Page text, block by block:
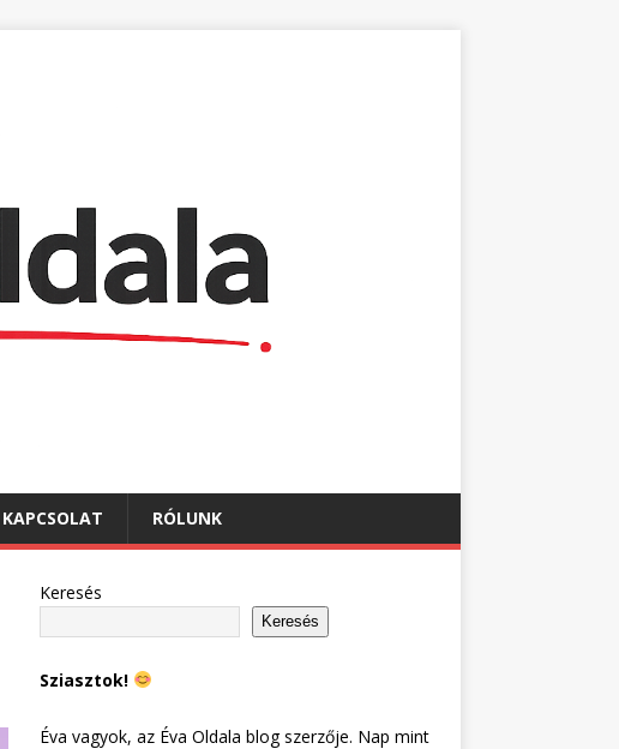
KAPCSOLAT RÓLUNK
Keresés
Keresés
Sziasztok!
Éva vagyok, az Éva Oldala blog szerzője. Nap mint